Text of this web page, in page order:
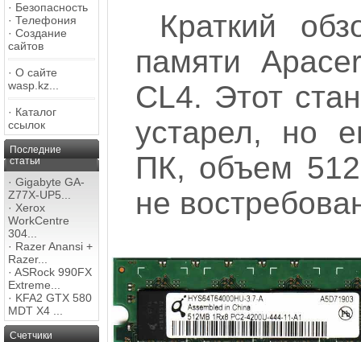
· Безопасность
· Телефония
· Создание
сайтов
· О сайте
wasp.kz...
· Каталог
ссылок
Последние
статьи
· Gigabyte GA-
Z77X-UP5...
· Xerox
WorkCentre
304...
· Razer Anansi +
Razer...
· ASRock 990FX
Extreme...
· KFA2 GTX 580
MDT X4 ...
Счетчики
Краткий
памяти
CL4. Этот
устарел, но
ПК, объем
не